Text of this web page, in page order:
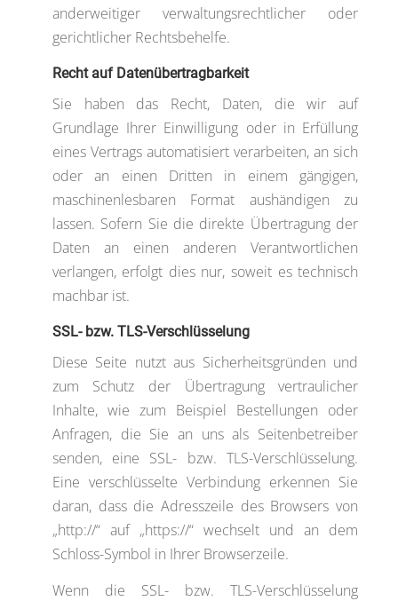
anderweitiger verwaltungsrechtlicher oder
gerichtlicher Rechtsbehelfe.
Recht auf Daten­übertrag­barkeit
Sie haben das Recht, Daten, die wir auf
Grundlage Ihrer Einwilligung oder in Erfüllung
eines Vertrags automatisiert verarbeiten, an sich
oder an einen Dritten in einem gängigen,
maschinenlesbaren Format aushändigen zu
lassen. Sofern Sie die direkte Übertragung der
Daten an einen anderen Verantwortlichen
verlangen, erfolgt dies nur, soweit es technisch
machbar ist.
SSL- bzw. TLS-Verschlüsselung
Diese Seite nutzt aus Sicherheitsgründen und
zum Schutz der Übertragung vertraulicher
Inhalte, wie zum Beispiel Bestellungen oder
Anfragen, die Sie an uns als Seitenbetreiber
senden, eine SSL- bzw. TLS-Verschlüsselung.
Eine verschlüsselte Verbindung erkennen Sie
daran, dass die Adresszeile des Browsers von
„http://“ auf „https://“ wechselt und an dem
Schloss-Symbol in Ihrer Browserzeile.
Wenn die SSL- bzw. TLS-Verschlüsselung